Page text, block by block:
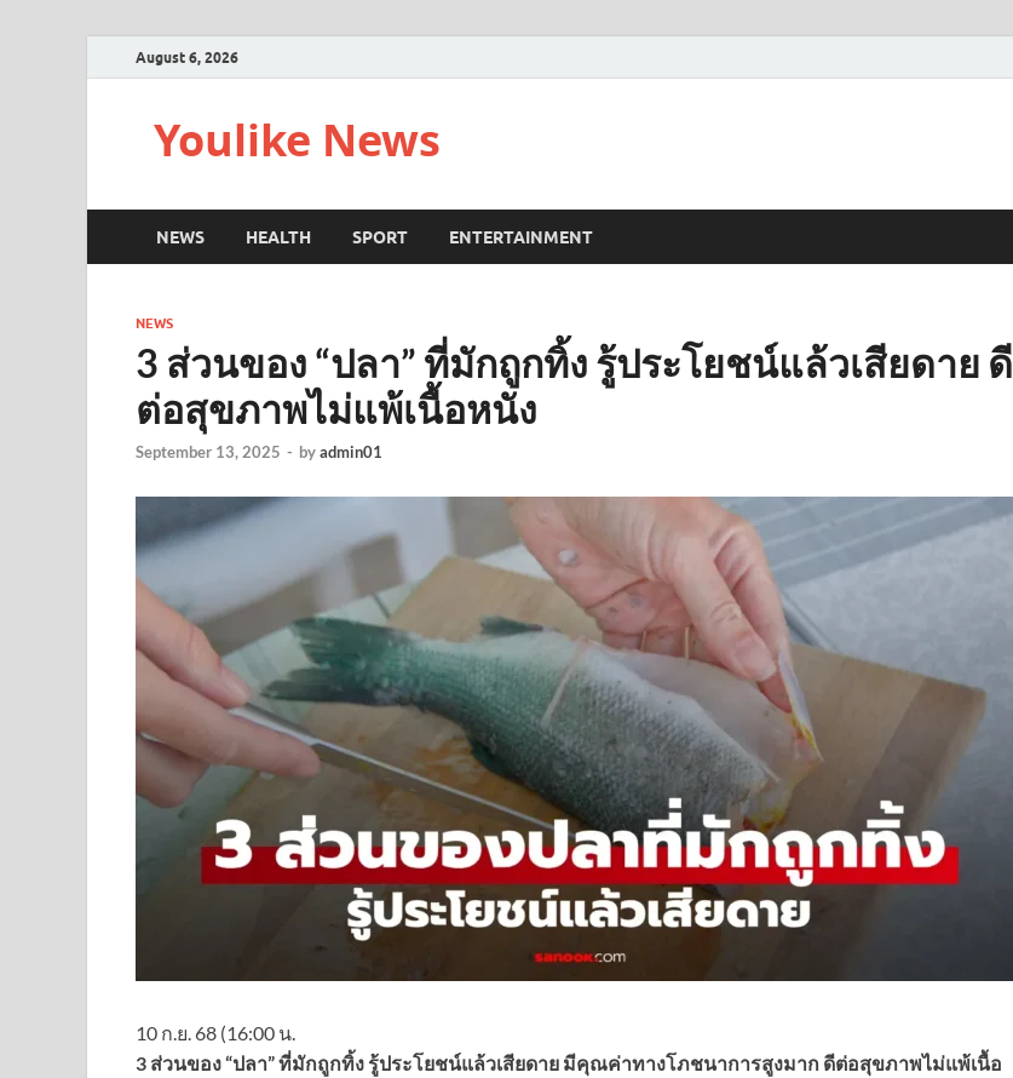
August 6, 2026
Youlike News
NEWS HEALTH SPORT ENTERTAINMENT
NEWS
3 ส่วนของ “ปลา” ที่มักถูกทิ้ง รู้ประโยชน์แล้วเสียดาย ดี
ต่อสุขภาพไม่แพ้เนื้อหนัง
September 13, 2025 - byadmin01
10 ก.ย. 68 (16:00 น.
3 ส่วนของ “ปลา” ที่มักถูกทิ้ง รู้ประโยชน์แล้วเสียดาย มีคุณค่าทางโภชนาการสูงมาก ดีต่อสุขภาพไม่แพ้เนื้อ